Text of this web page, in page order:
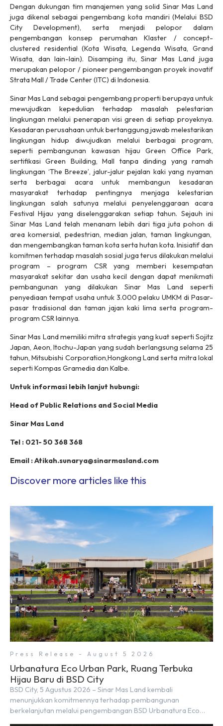
Dengan dukungan tim manajemen yang solid Sinar Mas Land
juga dikenal sebagai pengembang kota mandiri (Melalui BSD
City Development), serta menjadi pelopor dalam
pengembangan konsep perumahan Klaster / concept-
clustered residential (Kota Wisata, Legenda Wisata, Grand
Wisata, dan lain-lain). Disamping itu, Sinar Mas Land juga
merupakan pelopor / pioneer pengembangan proyek inovatif
Strata Mall / Trade Center (ITC) di Indonesia.
Sinar Mas Land sebagai pengembang properti berupaya untuk
mewujudkan kepedulian terhadap masalah pelestarian
lingkungan melalui penerapan visi green di setiap proyeknya.
Kesadaran perusahaan untuk bertanggung jawab melestarikan
lingkungan hidup diwujudkan melalui berbagai program,
seperti pembangunan kawasan hijau Green Office Park,
sertifikasi Green Building, Mall tanpa dinding yang ramah
lingkungan ‘The Breeze’, jalur-jalur pejalan kaki yang nyaman
serta berbagai acara untuk membangun kesadaran
masyarakat terhadap pentingnya menjaga kelestarian
lingkungan salah satunya melalui penyelenggaraan acara
Festival Hijau yang diselenggarakan setiap tahun. Sejauh ini
Sinar Mas Land telah menanam lebih dari tiga juta pohon di
area komersial, pedestrian, median jalan, taman lingkungan,
dan mengembangkan taman kota serta hutan kota. Inisiatif dan
komitmen terhadap masalah sosial juga terus dilakukan melalui
program – program CSR yang memberi kesempatan
masyarakat sekitar dan usaha kecil dengan dapat menikmati
pembangunan yang dilakukan Sinar Mas Land seperti
penyediaan tempat usaha untuk 3.000 pelaku UMKM di Pasar-
pasar tradisional dan taman jajan kaki lima serta program-
program CSR lainnya.
Sinar Mas Land memiliki mitra strategis yang kuat seperti Sojitz
Japan, Aeon, Itochu-Japan yang sudah berlangsung selama 25
tahun, Mitsubishi Corporation,Hongkong Land serta mitra lokal
seperti Kompas Gramedia dan Kalbe.
Untuk informasi lebih lanjut hubungi:
Head of Public Relations and Social Media
Sinar Mas Land
Tel : 021- 50 368 368
Email :Atikah.sunarya@sinarmasland.com
Discover more articles like this
Press Release - August 5 2026
Urbanatura Eco Urban Park, Ruang Terbuka
Hijau Baru di BSD City
BSD City, 5 Agustus 2026 – Sinar Mas Land kembali
menunjukkan komitmennya terhadap pembangunan
berkelanjutan melalui pengembangan BSD Urbanatura Eco